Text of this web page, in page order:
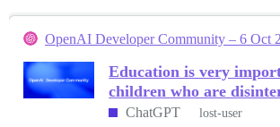
OpenAI Developer Community – 6 Oct
Education is very
children who are
ChatGPT lost-user